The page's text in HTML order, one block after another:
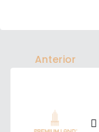
Anterior